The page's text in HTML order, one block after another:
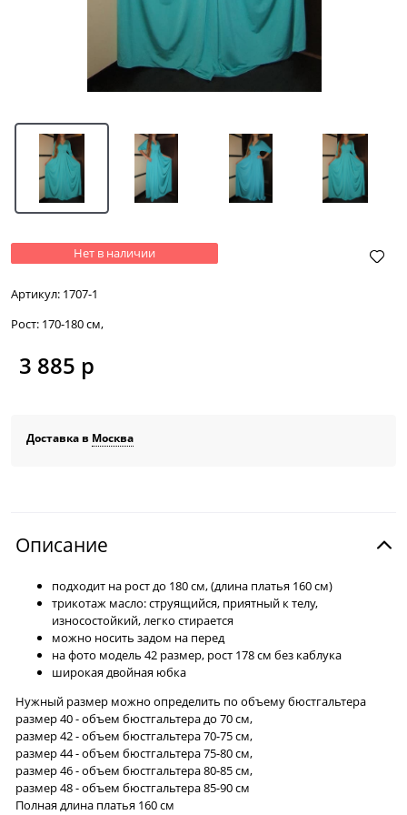
Нет в наличии
Артикул: 1707-1
Рост: 170-180 см,
3 885 р
Доставка в Москва
Описание
подходит на рост до 180 см, (длина платья 160 см)
трикотаж масло: струящийся, приятный к телу,
износостойкий, легко стирается
можно носить задом на перед
на фото модель 42 размер, рост 178 см без каблука
широкая двойная юбка
Нужный размер можно определить по объему бюстгальтера
размер 40 - объем бюстгальтера до 70 см,
размер 42 - объем бюстгальтера 70-75 см,
размер 44 - объем бюстгальтера 75-80 см,
размер 46 - объем бюстгальтера 80-85 см,
размер 48 - объем бюстгальтера 85-90 см
Полная длина платья 160 см